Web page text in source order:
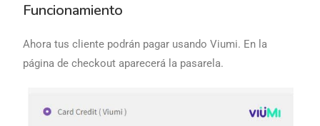
Funcionamiento
Ahora tus cliente podrán pagar usando Viumi. En la
página de checkout aparecerá la pasarela.